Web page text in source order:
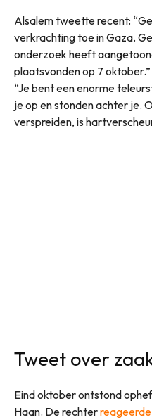
Alsalem tweette recent:
verkrachting toe in Gaza.
onderzoek heeft
plaatsvonden op 7
“Je bent een enorme
je op en stonden achter je.
verspreiden, is
Tweet over
Eind oktober ontstond
Haan. De rechterreageerde